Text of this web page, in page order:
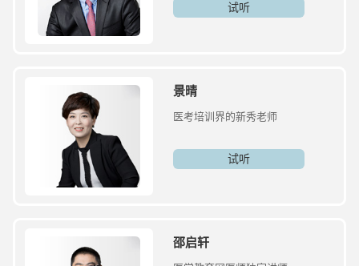
试听
景晴
医考培训界的新秀老师
试听
邵启轩